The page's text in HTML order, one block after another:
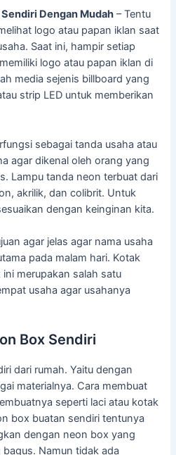
Dengan Mudah – Tentu
logo atau papan iklan saat
Saat ini, hampir setiap
logo atau papan iklan di
media sejenis billboard yang
strip LED untuk memberikan
sebagai tanda usaha atau
agar dikenal oleh orang yang
Lampu tanda neon terbuat dari
akrilik, dan colibrit. Untuk
dengan keinginan kita.
agar jelas agar nama usaha
pada malam hari. Kotak
merupakan salah satu
usaha agar usahanya
Box Sendiri
dari rumah. Yaitu dengan
materialnya. Cara membuat
seperti laci atau kotak
box buatan sendiri tentunya
dengan neon box yang
Namun tidak ada